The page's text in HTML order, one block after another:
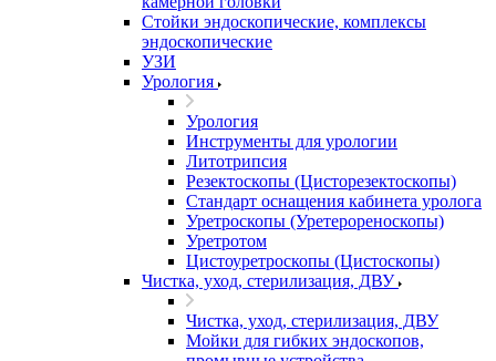
Стойки эндоскопические, комплексы
эндоскопические
УЗИ
Урология
Урология
Инструменты для урологии
Литотрипсия
Резектоскопы (Цисторезектоскопы)
Стандарт оснащения кабинета уролога
Уретроскопы (Уретерореноскопы)
Уретротом
Цистоуретроскопы (Цистоскопы)
Чистка, уход, стерилизация, ДВУ
Чистка, уход, стерилизация, ДВУ
Мойки для гибких эндоскопов,